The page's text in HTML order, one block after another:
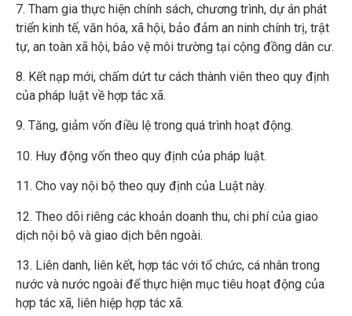
7. Tham gia thực hiện chính sách, chương trình, dự án phát
triển kinh tế, văn hóa, xã hội, bảo đảm an ninh chính trị, trật
tự, an toàn xã hội, bảo vệ môi trường tại cộng đồng dân cư.
8. Kết nạp mới, chấm dứt tư cách thành viên theo quy định
của pháp luật về hợp tác xã.
9. Tăng, giảm vốn điều lệ trong quá trình hoạt động.
10. Huy động vốn theo quy định của pháp luật.
11. Cho vay nội bộ theo quy định của Luật này.
12. Theo dõi riêng các khoản doanh thu, chi phí của giao
dịch nội bộ và giao dịch bên ngoài.
13. Liên danh, liên kết, hợp tác với tổ chức, cá nhân trong
nước và nước ngoài để thực hiện mục tiêu hoạt động của
hợp tác xã, liên hiệp hợp tác xã.